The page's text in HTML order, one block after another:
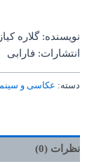
نویسنده: گلاره
انتشارات: فارابی
دسته: عکاسی و
نظرات (0)